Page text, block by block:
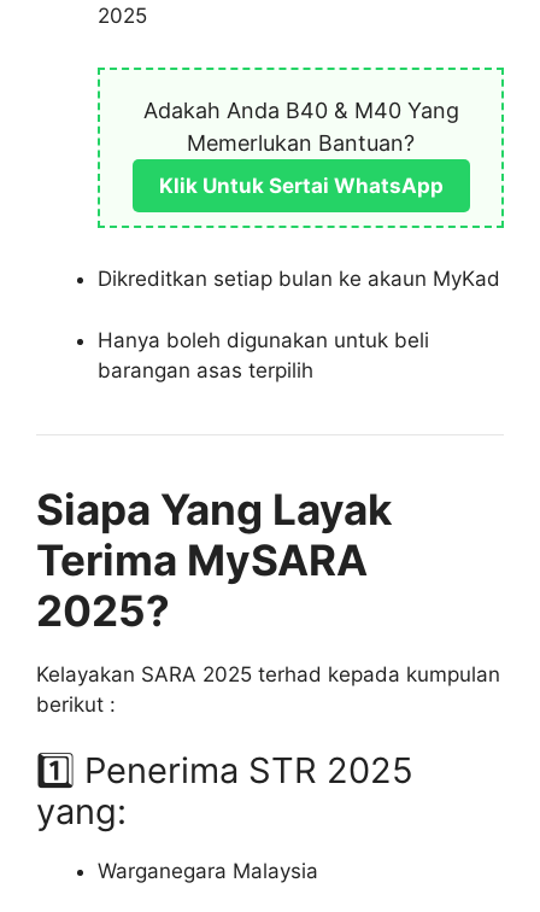
2025
Adakah Anda B40 & M40 Yang
Memerlukan Bantuan?
Klik Untuk Sertai WhatsApp
Dikreditkan setiap bulan ke akaun MyKad
Hanya boleh digunakan untuk beli
barangan asas terpilih
Siapa Yang Layak
Terima MySARA
2025?
Kelayakan SARA 2025 terhad kepada kumpulan
berikut :
1️⃣ Penerima STR 2025
yang:
Warganegara Malaysia